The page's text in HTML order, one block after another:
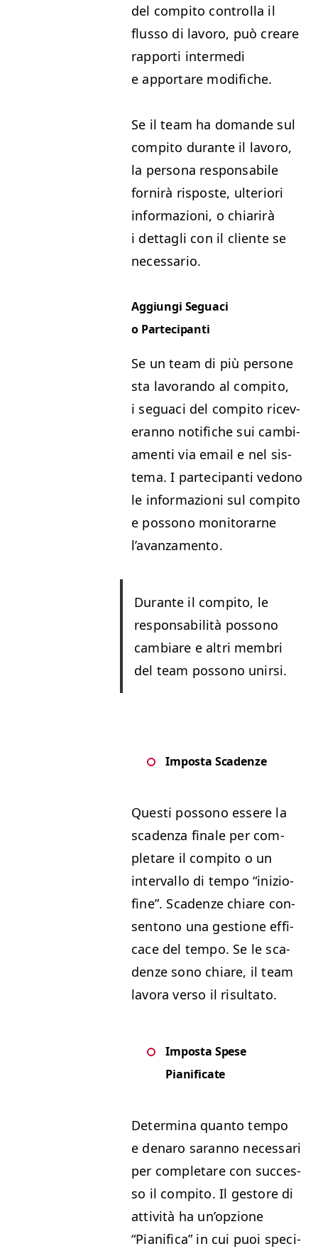
del com­pi­to con­trol­la il
flus­so di lavoro, può creare
rap­por­ti inter­me­di
e apportare modifiche.
Se il team ha domande sul
com­pi­to durante il lavoro,
la per­sona respon­s­abile
fornirà risposte, ulte­ri­ori
infor­mazioni, o chiarirà
i det­tagli con il cliente se
necessario.
Aggiun­gi Seguaci
o Partecipanti
Se un team di più per­sone
sta lavo­ran­do al com­pi­to,
i seguaci del com­pi­to ricev­
er­an­no noti­fiche sui cam­bi­
a­men­ti via email e nel sis­
tema. I parte­ci­pan­ti vedono
le infor­mazioni sul com­pi­to
e pos­sono mon­i­torarne
l’avanzamento.
Durante il com­pi­to, le
respon­s­abil­ità pos­sono
cam­biare e altri mem­bri
del team pos­sono unirsi.
Impos­ta Scadenze
Questi pos­sono essere la
sca­den­za finale per com­
pletare il com­pi­to o un
inter­val­lo di tem­po “inizio-
fine”. Sca­den­ze chiare con­
sentono una ges­tione effi­
cace del tem­po. Se le sca­
den­ze sono chiare, il team
lavo­ra ver­so il risultato.
Impos­ta Spese
Pianificate
Deter­mi­na quan­to tem­po
e denaro saran­no nec­es­sari
per com­pletare con suc­ces­
so il com­pi­to. Il gestore di
attiv­ità ha un’opzione
“Piani­fi­ca” in cui puoi speci­